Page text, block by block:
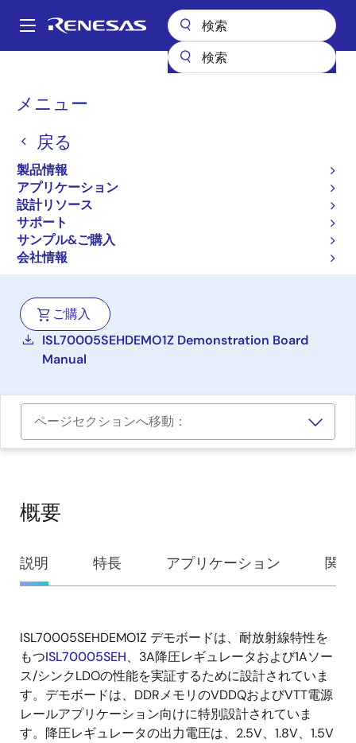
ン
Main
メニュー
戻る
製品情報
アプリケーション
設計リソース
サポート
サンプル&ご購入
会社情報
パ
く
ず
ISL70005SEHDEMO1Z
耐放射線特性、デュアル出
力ポイント・オブ・ロー
ド、統合同期バック、低ド
ロップアウト・レギュレー
タ デモボード
ISL70005SEHDEMO1Z
ご購入
ISL70005SEHDEMO1Z Demonstration Board
Manual
ページセクションへ移動：
概要
概
要
説明 特長 アプリケーション 関
説
明
ISL70005SEHDEMO1Z デモボードは、耐放射線特性を
もつISL70005SEH、3A降圧レギュレータおよび1Aソー
ス/シンクLDOの性能を実証するために設計されていま
す。デモボードは、DDRメモリのVDDQおよびVTT電源
レールアプリケーション向けに特別設計されていま
す。降圧レギュレータの出力電圧は、2.5V、1.8V、1.5V